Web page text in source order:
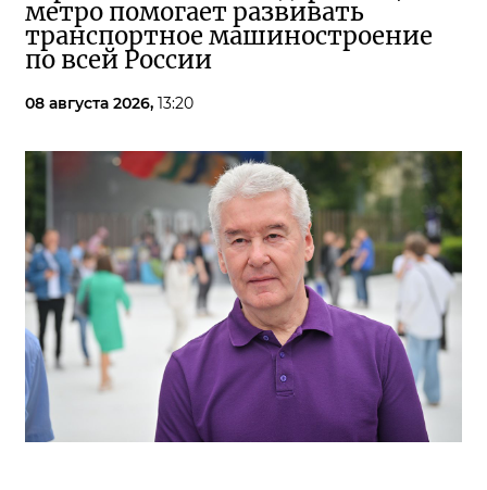
метро помогает развивать
транспортное машиностроение
по всей России
08 августа 2026, 13:20